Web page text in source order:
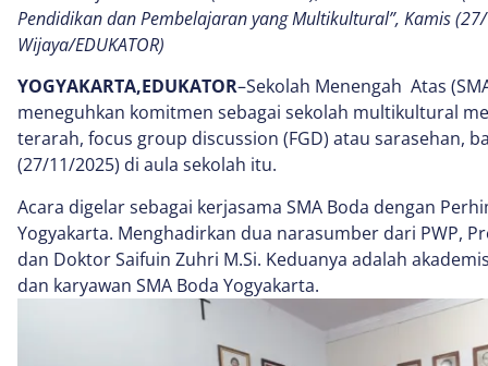
Pendidikan dan Pembelajaran yang Multikultural”, Kamis
Wijaya/EDUKATOR)
YOGYAKARTA,EDUKATOR–Sekolah Menengah Atas
meneguhkan komitmen sebagai sekolah multikultural
terarah, focus group discussion (FGD) atau sarasehan,
(27/11/2025) di aula sekolah itu.
Acara digelar sebagai kerjasama SMA Boda dengan
Yogyakarta. Menghadirkan dua narasumber dari PWP,
dan Doktor Saifuin Zuhri M.Si. Keduanya adalah
dan karyawan SMA Boda Yogyakarta.